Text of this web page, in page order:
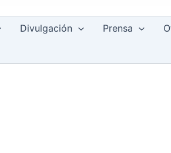
Divulgación Prensa